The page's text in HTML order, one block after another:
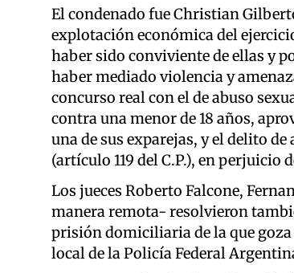
El condenado fue Christian
explotación económica del
haber sido conviviente de ellas y
haber mediado violencia y
concurso real con el de abuso
contra una menor de 18 años,
una de sus exparejas, y el delito
(artículo 119 del C.P.), en perjuicio
Los jueces Roberto Falcone,
manera remota- resolvieron
prisión domiciliaria de la que
local de la Policía Federal